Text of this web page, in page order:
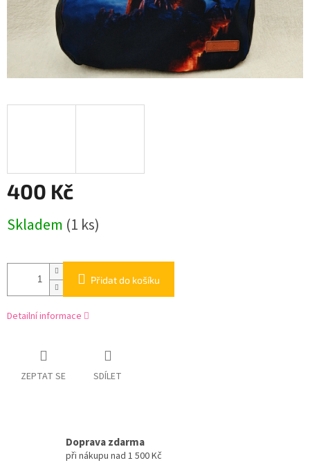
400 Kč
cena:
Skladem (1 ks)
Přidat do košíku
Detailní informace
ZEPTAT SE SDÍLET
Doprava zdarma
při nákupu nad 1 500 Kč